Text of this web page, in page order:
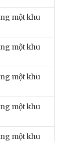
một khu
một khu
một khu
một khu
một khu